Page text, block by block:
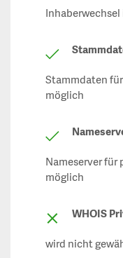
Stammdaten
möglich
Nameserver für
möglich
WHOIS
wird nicht